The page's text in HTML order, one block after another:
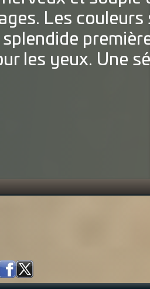
Les
splendide
les yeux. Une